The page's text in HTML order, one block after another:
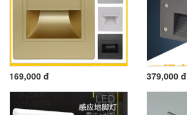
169,000 đ 379,000 đ